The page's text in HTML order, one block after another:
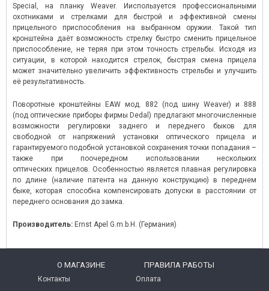
Special, на планку Weaver. Ииспользуется профессиональными
охотниками и стрелками для быстрой и эффективной смены
прицельного приспособления на выбранном оружии. Такой тип
кронштейна даёт возможность стрелку быстро сменить прицельное
приспособление, не теряя при этом точность стрельбы. Исходя из
ситуации, в которой находится стрелок, быстрая смена прицела
может значительно увеличить эффективность стрельбы и улучшить
её результативность.
Поворотные кронштейны EAW мод. 882 (под шину Weaver) и 888
(под оптические приборы фирмы Dedal) предлагают многочисленные
возможности регулировки заднего и переднего быков для
свободной от напряжений установки оптического прицела и
гарантируемого подобной установкой сохранения точки попадания –
также при поочередном использовании нескольких
оптических прицелов. Особенностью является плавная регулировка
по длине (наличие патента на данную конструкцию) в переднем
быке, которая способна компенсировать допуски в расстоянии от
переднего основания до замка.
Производитель: Ernst Apel G.m.b.H. (Германия)
O МАГАЗИНЕ
Контакты
ПРАВИЛА РАБОТЫ
Оплата